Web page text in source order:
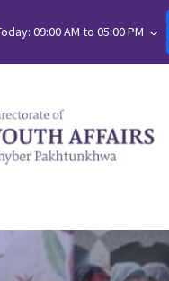
09:00 AM to 05:00 PM